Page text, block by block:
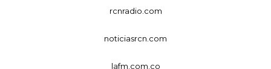
rcnradio.com
noticiasrcn.com
lafm.com.co